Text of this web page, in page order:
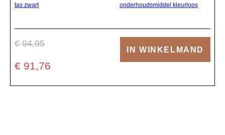
tas zwart
onderhoudsmiddel kleurloos
€ 94,95
€ 91,76
IN WINKELMAND